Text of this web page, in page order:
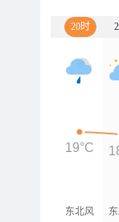
20时
东北风
19°C